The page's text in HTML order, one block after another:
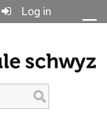
Log in